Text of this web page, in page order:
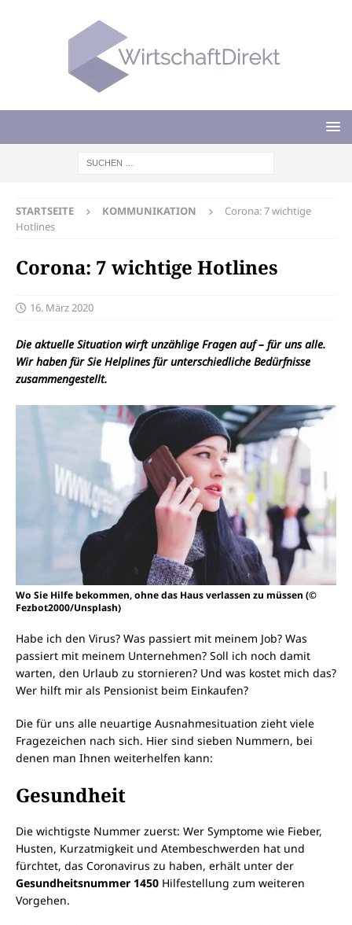
STARTSEITE KOMMUNIKATION
Corona: 7 wichtige
Hotlines
Corona: 7 wichtige Hotlines
16. März 2020
Die aktuelle Situation wirft unzählige Fragen auf – für uns alle.
Wir haben für Sie Helplines für unterschiedliche Bedürfnisse
zusammengestellt.
Wo Sie Hilfe bekommen, ohne das Haus verlassen zu müssen (©
Fezbot2000/Unsplash)
Habe ich den Virus? Was passiert mit meinem Job? Was
passiert mit meinem Unternehmen? Soll ich noch damit
warten, den Urlaub zu stornieren? Und was kostet mich das?
Wer hilft mir als Pensionist beim Einkaufen?
Die für uns alle neuartige Ausnahmesituation zieht viele
Fragezeichen nach sich. Hier sind sieben Nummern, bei
denen man Ihnen weiterhelfen kann:
Gesundheit
Die wichtigste Nummer zuerst: Wer Symptome wie Fieber,
Husten, Kurzatmigkeit und Atembeschwerden hat und
fürchtet, das Coronavirus zu haben, erhält unter der
Gesundheitsnummer 1450 Hilfestellung zum weiteren
Vorgehen.